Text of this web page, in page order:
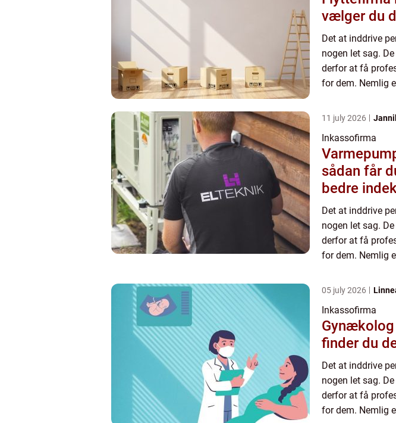
vælger du
Det at inddrive
nogen let sag.
derfor at få
for dem. Nemlig
penge...
11 july 2026
Inkassofirma
sådan får
bedre
Det at inddrive
nogen let sag.
derfor at få
for dem. Nemlig
penge...
05 july 2026
Inkassofirma
Gynækolog
finder du
Det at inddrive
nogen let sag.
derfor at få
for dem. Nemlig